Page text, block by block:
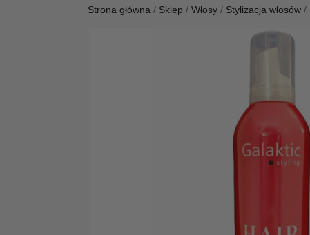
Strona główna / Sklep /Włosy / Stylizacja włosów /